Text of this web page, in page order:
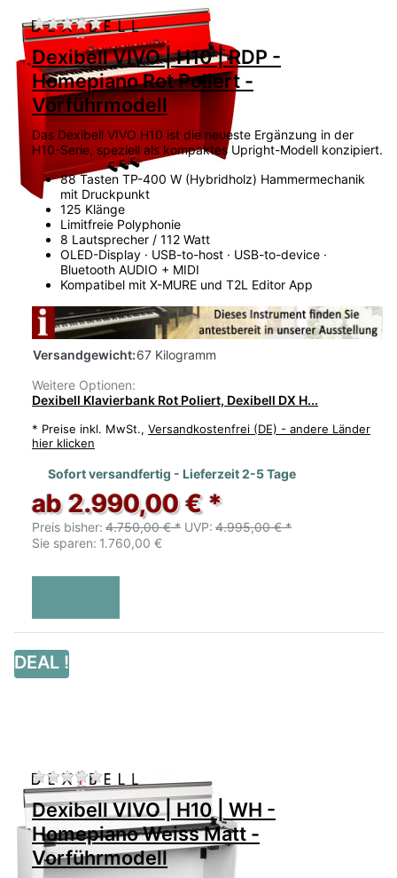
Zu diesem Produkt liegen noch keine
Dexibell VIVO | H10 | RDP -
Homepiano Rot Poliert -
Vorführmodell
Das Dexibell VIVO H10 ist die neueste Ergänzung in der
H10-Serie, speziell als kompaktes Upright-Modell konzipiert.
88 Tasten TP-400 W (Hybridholz) Hammermechanik
mit Druckpunkt
125 Klänge
Limitfreie Polyphonie
8 Lautsprecher / 112 Watt
OLED-Display · USB-to-host · USB-to-device ·
Bluetooth AUDIO + MIDI
Kompatibel mit X-MURE und T2L Editor App
Versandgewicht:67 Kilogramm
Weitere Optionen:
Dexibell Klavierbank Rot Poliert, Dexibell DX H...
* Preise inkl. MwSt., Versandkostenfrei (DE) - andere Länder
hier klicken
Sofort versandfertig - Lieferzeit 2-5 Tage
ab 2.990,00 € *
Preis bisher: 4.750,00 € * UVP: 4.995,00 € *
Sie sparen: 1.760,00 €
DEAL !
Zu diesem Produkt liegen noch keine
Dexibell VIVO | H10 | WH -
Homepiano Weiss Matt -
Vorführmodell